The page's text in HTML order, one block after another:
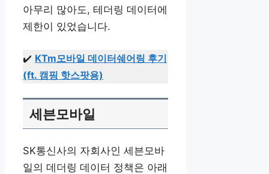
아무리 많아도, 테더링 데이터에
제한이 있었습니다.
✔️ KTm모바일 데이터쉐어링 후기
(ft. 캠핑 핫스팟용)
세븐모바일
SK통신사의 자회사인 세븐모바
일의 데더링 데이터 정책은 아래